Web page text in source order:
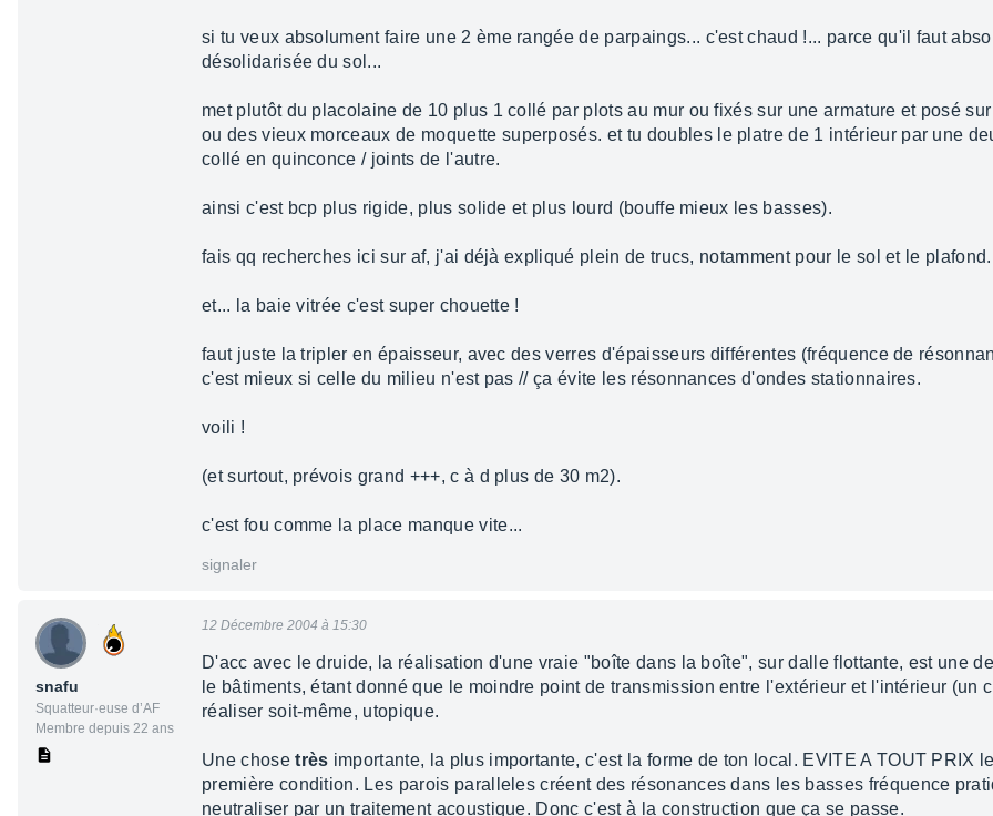
si tu veux absolument faire une 2 ème rangée de parpaings... c'est chaud !... parce qu'il faut
désolidarisée du sol...
met plutôt du placolaine de 10 plus 1 collé par plots au mur ou fixés sur une armature et posé
ou des vieux morceaux de moquette superposés. et tu doubles le platre de 1 intérieur par une
collé en quinconce / joints de l'autre.
ainsi c'est bcp plus rigide, plus solide et plus lourd (bouffe mieux les basses).
fais qq recherches ici sur af, j'ai déjà expliqué plein de trucs, notamment pour le sol et le plafond.
et... la baie vitrée c'est super chouette !
faut juste la tripler en épaisseur, avec des verres d'épaisseurs différentes (fréquence de
c'est mieux si celle du milieu n'est pas // ça évite les résonnances d'ondes stationnaires.
voili !
(et surtout, prévois grand +++, c à d plus de 30 m2).
c'est fou comme la place manque vite...
signaler
snafu
Squatteur·euse d’AF
Membre depuis 22 ans
12 Décembre 2004 à 15:30
D'acc avec le druide, la réalisation d'une vraie "boîte dans la boîte", sur dalle flottante, est une
le bâtiments, étant donné que le moindre point de transmission entre l'extérieur et l'intérieur (un
réaliser soit-même, utopique.
Une chosetrès importante, la plus importante, c'est la forme de ton local. EVITE A TOUT PRIX
première condition. Les parois paralleles créent des résonances dans les basses fréquence
neutraliser par un traitement acoustique. Donc c'est à la construction que ça se passe.